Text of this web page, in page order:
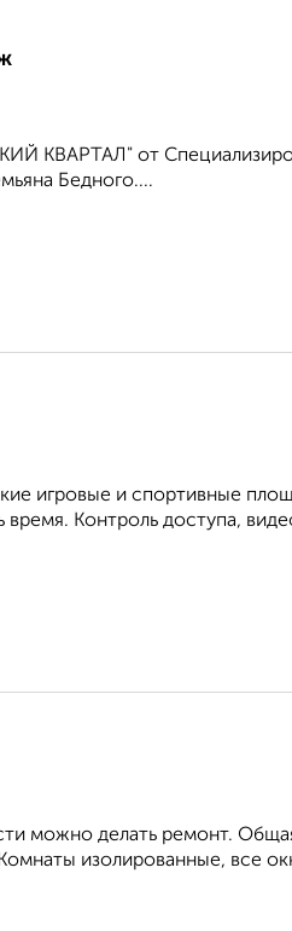
КВАРТАЛ" от
Бедного....
игровые и спортивные
Контроль доступа,
можно делать ремонт.
изолированные, все